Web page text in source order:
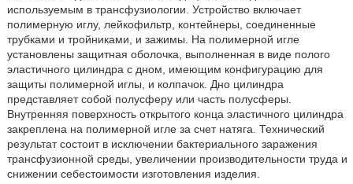
используемым в трансфузиологии. Устройство включает
полимерную иглу, лейкофильтр, контейнеры, соединенные
трубками и тройниками, и зажимы. На полимерной игле
установлены защитная оболочка, выполненная в виде полого
эластичного цилиндра с дном, имеющим конфигурацию для
защиты полимерной иглы, и колпачок. Дно цилиндра
представляет собой полусферу или часть полусферы.
Внутренняя поверхность открытого конца эластичного цилиндра
закреплена на полимерной игле за счет натяга. Технический
результат состоит в исключении бактериального заражения
трансфузионной среды, увеличении производительности труда и
снижении себестоимости изготовления изделия.